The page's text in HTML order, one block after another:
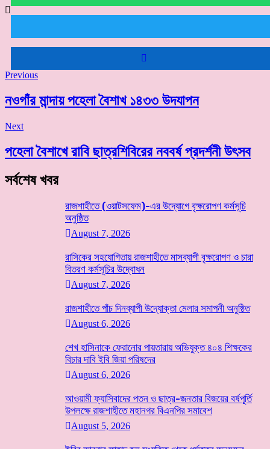
Previous
নওগাঁর মান্দায় পহেলা বৈশাখ ১৪৩৩ উদযাপন
Next
পহেলা বৈশাখে রাবি ছাত্রশিবিরের নববর্ষ প্রদর্শনী উৎসব
সর্বশেষ খবর
রাজশাহীতে (ওয়াটসফেম)-এর উদ্যোগে বৃক্ষরোপণ কর্মসূচি
অনুষ্ঠিত
August 7, 2026
রাসিকের সহযোগিতায় রাজশাহীতে মাসব্যাপী বৃক্ষরোপণ ও চারা
বিতরণ কর্মসূচির উদ্বোধন
August 7, 2026
রাজশাহীতে পাঁচ দিনব্যাপী উদ্যোক্তা মেলার সমাপনী অনুষ্ঠিত
August 6, 2026
শেখ হাসিনাকে ফেরানোর পায়তারায় অভিযুক্ত ৪০৪ শিক্ষকের
বিচার দাবি ইবি জিয়া পরিষদের
August 6, 2026
আওয়ামী ফ্যাসিবাদের পতন ও ছাত্র-জনতার বিজয়ের বর্ষপূর্তি
উপলক্ষে রাজশাহীতে মহানগর বিএনপির সমাবেশ
August 5, 2026